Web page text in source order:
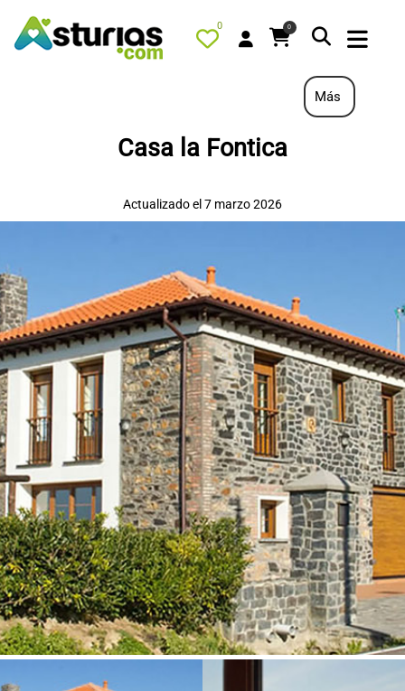
0 0
QUÉ HACER
TURISMO ACTIVO
TIENDA
AGENDA
OFERTAS
CONTACTO
Más
Casa la Fontica
Actualizado el 7 marzo 2026